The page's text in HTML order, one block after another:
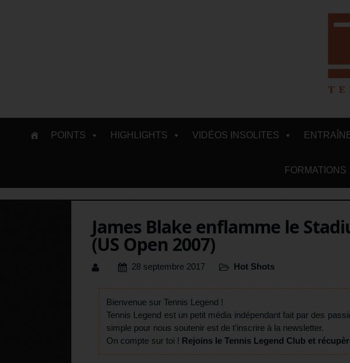
POINTS HIGHLIGHTS VIDÉOS INSOLITES
FORMATIONS
James Blake enflamme le
(US Open 2007)
28 septembre 2017 Hot Shots
Bienvenue sur Tennis Legend !
Tennis Legend est un petit média indépendant fait par des
simple pour nous soutenir est de t’inscrire à la newsletter.
On compte sur toi ! Rejoins le Tennis Legend Club et